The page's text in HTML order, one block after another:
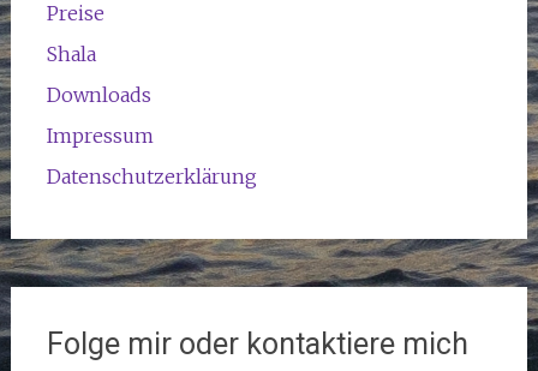
Preise
Shala
Downloads
Impressum
Datenschutzerklärung
Folge mir oder kontaktiere mich